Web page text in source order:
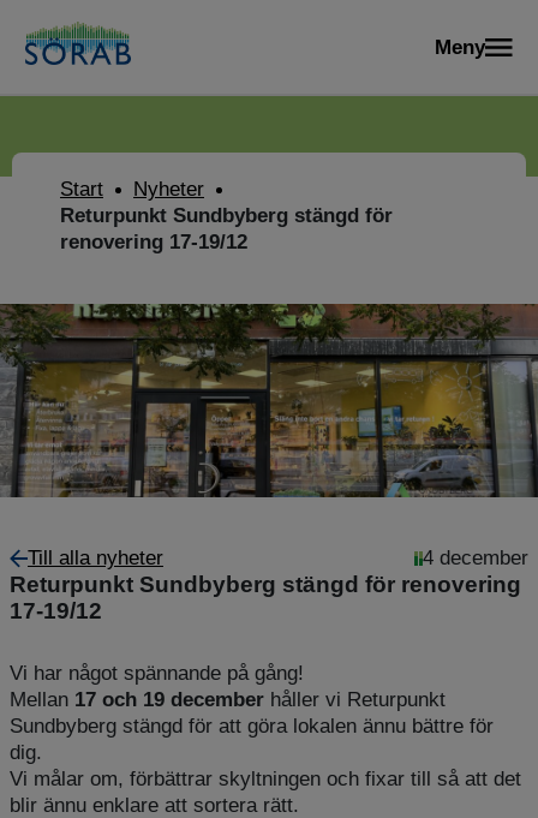
Meny
Start
Nyheter
Returpunkt Sundbyberg stängd för
renovering 17-19/12
Till alla nyheter 4 december
Returpunkt Sundbyberg stängd för renovering
17-19/12
Vi har något spännande på gång!
Mellan 17 och 19 december håller vi Returpunkt
Sundbyberg stängd för att göra lokalen ännu bättre för
dig.
Vi målar om, förbättrar skyltningen och fixar till så att det
blir ännu enklare att sortera rätt.